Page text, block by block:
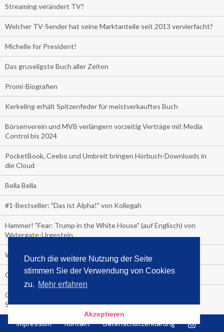
Durch die weitere Nutzung der Seite
stimmen Sie der Verwendung von Cookies
zu. Mehr erfahren
Akzeptieren
Streaming verändert TV?
Welcher TV-Sender hat seine Marktanteile seit 2013 vervierfacht?
Michelle for President!
Das gruseligste Buch aller Zeiten
Promi-Biografien
Kerkeling erhält Spitzenfeder für meistverkauftes Buch
Börsenverein und MVB verlängern vorzeitig Verträge mit Media
Control bis 2024
PocketBook, Ceebo und Umbreit bringen Hörbuch-Downloads in
die Cloud
Bella Bella
#1-Bestseller: "Das ist Alpha!" von Kollegah
Hammer! "Fear: Trump in the White House" (auf Englisch) von
Watergate-Urgestein
Wie alt sind die TV-Zuschauer
Geisterfahrer auf Überholspur
Gegen Einsamkeit: Single-Haushalte schauen täglich fast 6
Stunden TV
TV-Quote:
Impressum Kontakt Datenschutzerklärung